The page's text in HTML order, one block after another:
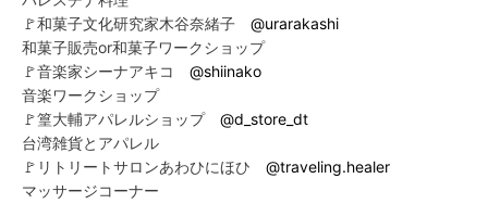
🚩和菓子文化研究家木谷奈緒子 @urarakashi
和菓子販売or和菓子ワークショップ
🚩音楽家シーナアキコ @shiinako
音楽ワークショップ
🚩篁大輔アパレルショップ @d_store_dt
台湾雑貨とアパレル
🚩リトリートサロンあわひにほひ @traveling.healer
マッサージコーナー